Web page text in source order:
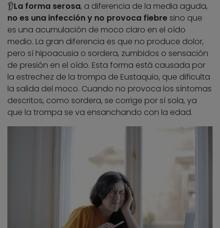
👂La forma serosa, a diferencia de la media aguda,
no es una infección y no provoca fiebre sino que
es una acumulación de moco claro en el oído
medio. La gran diferencia es que no produce dolor,
pero sí hipoacusia o sordera, zumbidos o sensación
de presión en el oído. Esta forma está causada por
la estrechez de la trompa de Eustaquio, que dificulta
la salida del moco. Cuando no provoca los síntomas
descritos, como sordera, se corrige por sí sola, ya
que la trompa se va ensanchando con la edad.